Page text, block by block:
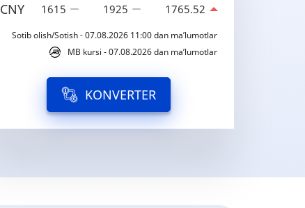
CNY 1615 1925 1765.52
Sotib olish/Sotish - 07.08.2026 11:00 dan ma’lumotlar
MB kursi - 07.08.2026 dan ma’lumotlar
KONVERTER